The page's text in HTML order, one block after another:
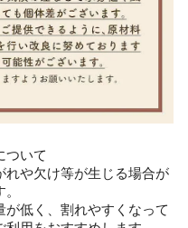
ついて
れや欠け等が生じる場合が
低く、割れやすくなって